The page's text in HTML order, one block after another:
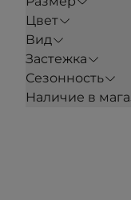
Цвет
Вид
Застежка
Сезонность
Наличие в